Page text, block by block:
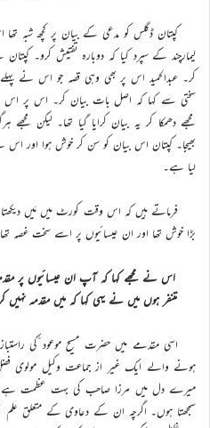
کپتان ڈگلس کو مدعی کے بیان پر کچھ شبہ
لیمارچند کے سپرد کیا کہ دوبارہ تفتیش کرو۔
کر۔ عبدالحمید اس پر بھی وہی قصہ جو اس نے
سختی سے کہا کہ اصل بات بیان کر۔ اس پر اس
مجھے دھمکا کر یہ بیان کرایا گیا تھا۔ لیکن
بھیجا۔ کپتان اس بیان کو سن کر خوش ہوا اور اس
لیا ہے۔
فرماتے ہیں کہ اس وقت کورٹ میں مَیں
بڑا خوش تھا اور ان عیسائیوں پر اسے سخت غصہ
اس نے مجھے کہا کہ آپ ان عیسائیوں پر
متنفر ہوں میں نے یہی کہا کہ میں مقدمہ نہیں
اسی مقدمے میں حضرت مسیح موعود ؑکی
ہونے والے ایک غیر از جماعت وکیل مولوی
میرے دل میں مرزا صاحب کی بہت عظمت ہے۔
سمجھتا ہوں۔ اگرچہ ان کے دعاوی کے متعلق علم